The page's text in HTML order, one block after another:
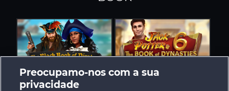
The black Book of Pirates
Preocupamo-nos com a sua
privacidade